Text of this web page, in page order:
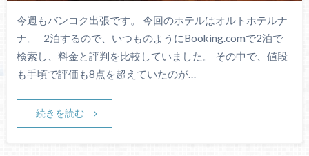
今週もバンコク出張です。 今回のホテルはオルトホテルナ
ナ。 2泊するので、いつものようにBooking.comで2泊で
検索し、料金と評判を比較していました。 その中で、値段
も手頃で評価も8点を超えていたのが…
続きを読む